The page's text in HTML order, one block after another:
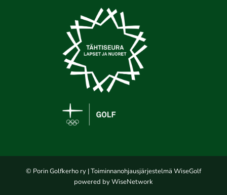
© Porin Golfkerho ry | Toiminnanohjausjärjestelmä WiseGolf
powered by WiseNetwork